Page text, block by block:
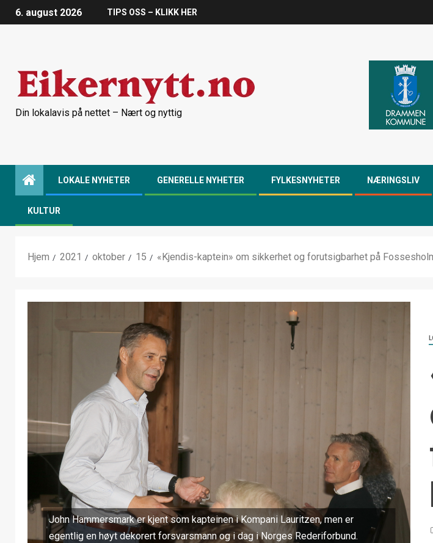
6. august 2026 TIPS OSS – KLIKK HER
Din lokalavis på nettet – Nært og nyttig
LOKALE NYHETER GENERELLE NYHETER FYLKESNYHETER NÆRINGSLIV
KULTUR
Hjem 2021 oktober 15 «Kjendis-kaptein» om sikkerhet og forutsigbarhet på
John Hammersmark er kjent som kapteinen i Kompani Lauritzen, men er
egentlig en høyt dekorert forsvarsmann og i dag i Norges Rederiforbund.